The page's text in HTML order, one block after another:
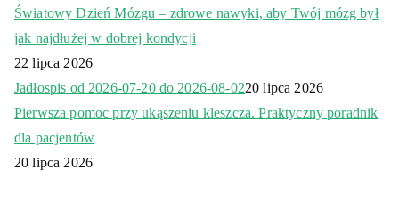
Światowy Dzień Mózgu – zdrowe nawyki, aby Twój mózg był
jak najdłużej w dobrej kondycji
22 lipca 2026
Jadłospis od 2026-07-20 do 2026-08-0220 lipca 2026
Pierwsza pomoc przy ukąszeniu kleszcza. Praktyczny poradnik
dla pacjentów
20 lipca 2026